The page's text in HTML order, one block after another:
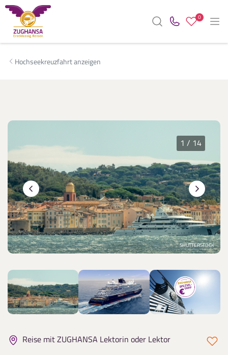
0
Hochseekreuzfahrt anzeigen
1 / 14
SHUTTERSTOCK
Reise mit ZUGHANSA Lektorin oder Lektor